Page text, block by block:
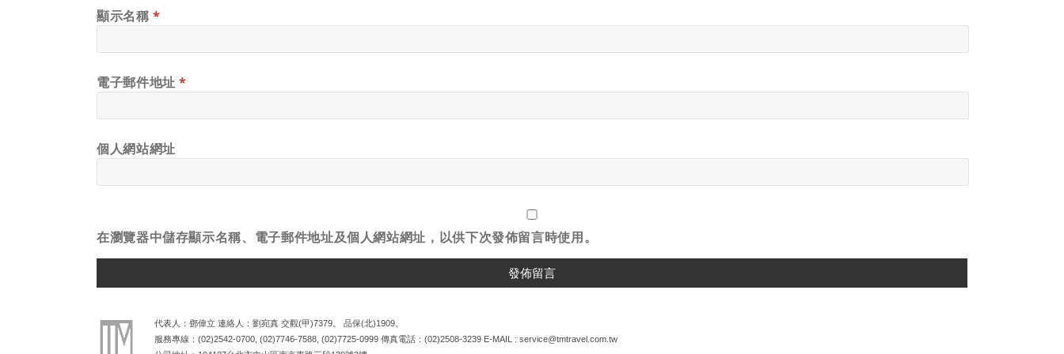
顯示名稱*
電子郵件地址*
個人網站網址
在瀏覽器中儲存顯示名稱、電子郵件地址及個人網站網址，以供下次發佈留言時使用。
代表人：鄧偉立 連絡人：劉宛真 交觀(甲)7379。 品保(北)1909。
服務專線： (02)2542-0700 (02)7746-7588 (02)7725-0999 傳真電話： (02)2508-3239 E-MAIL : service@tmtravel.com.tw